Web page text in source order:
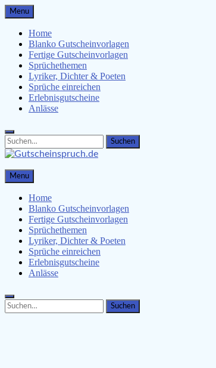
Skip
to
content
Menu
Home
Blanko Gutscheinvorlagen
Fertige Gutscheinvorlagen
Sprüchethemen
Lyriker, Dichter & Poeten
Sprüche einreichen
Erlebnisgutscheine
Anlässe
Search
for:
Search
Gutscheinspruch.de
Gutscheinsprüche & Gutscheinvorlagen finden
Menu
Home
Blanko Gutscheinvorlagen
Fertige Gutscheinvorlagen
Sprüchethemen
Lyriker, Dichter & Poeten
Sprüche einreichen
Erlebnisgutscheine
Anlässe
Search
for:
Search